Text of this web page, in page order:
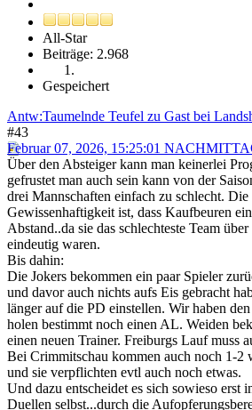
All-Star
Beiträge: 2.968
Gespeichert
Antw:Taumelnde Teufel zu Gast bei
#43
Februar 07, 2026, 15:25:01
Über den Absteiger kann man keinerlei
gefrustet man auch sein kann von der
drei Mannschaften einfach zu schlecht. Die
Gewissenhaftigkeit ist, dass Kaufbeuren
Abstand..da sie das schlechteste Team
eindeutig waren.
Bis dahin:
Die Jokers bekommen ein paar Spieler
und davor auch nichts aufs Eis gebracht
länger auf die PD einstellen. Wir haben
holen bestimmt noch einen AL. Weiden
einen neuen Trainer. Freiburgs Lauf muss
Bei Crimmitschau kommen auch noch 1-2
und sie verpflichten evtl auch noch etwas.
Und dazu entscheidet es sich sowieso erst
Duellen selbst...durch die